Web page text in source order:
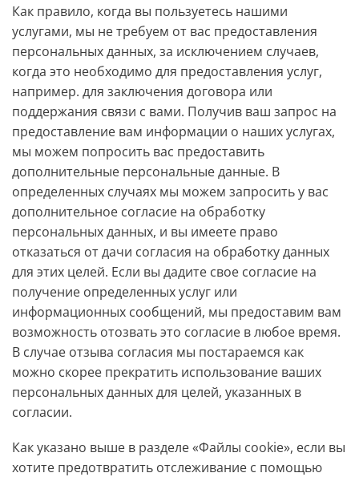
Как правило, когда вы пользуетесь нашими
услугами, мы не требуем от вас предоставления
персональных данных, за исключением случаев,
когда это необходимо для предоставления услуг,
например. для заключения договора или
поддержания связи с вами. Получив ваш запрос на
предоставление вам информации о наших услугах,
мы можем попросить вас предоставить
дополнительные персональные данные. В
определенных случаях мы можем запросить у вас
дополнительное согласие на обработку
персональных данных, и вы имеете право
отказаться от дачи согласия на обработку данных
для этих целей. Если вы дадите свое согласие на
получение определенных услуг или
информационных сообщений, мы предоставим вам
возможность отозвать это согласие в любое время.
В случае отзыва согласия мы постараемся как
можно скорее прекратить использование ваших
персональных данных для целей, указанных в
согласии.
Как указано выше в разделе «Файлы cookie», если вы
хотите предотвратить отслеживание с помощью